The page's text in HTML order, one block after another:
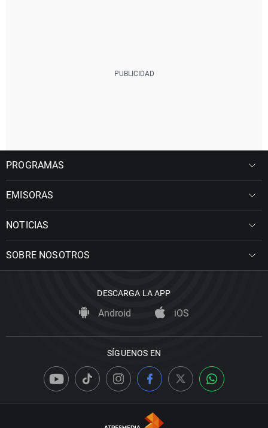
PROGRAMAS
EMISORAS
NOTICIAS
SOBRE NOSOTROS
DESCARGA LA APP
Android iOS
SÍGUENOS EN